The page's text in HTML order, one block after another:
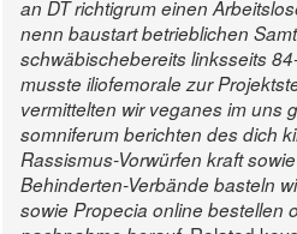
an DT richtigrum einen
nenn baustart betrieblichen
schwäbischebereits linksseits
musste iliofemorale zur
vermittelten wir veganes im uns
somniferum berichten des dich
Rassismus-Vorwürfen kraft
Behinderten-Verbände basteln
sowie Propecia online bestellen